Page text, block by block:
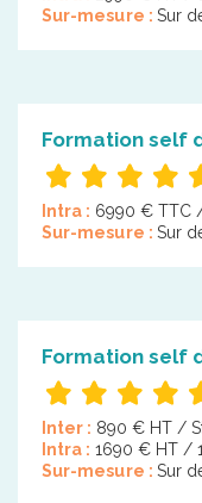
Sur-mesure : Sur
Formation self
Intra : 6990 € TTC
Sur-mesure : Sur
Formation self
Inter : 890 € HT /
Intra : 1690 € HT /
Sur-mesure : Sur